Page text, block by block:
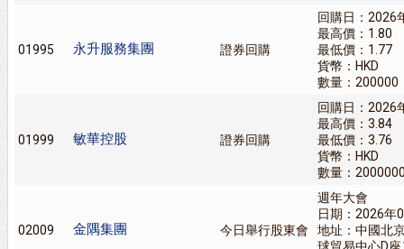
01995 永升服務集團 證券回購
回購日：2026
最高價：1.80
最低價：1.77
貨幣：HKD
數量：200000
01999 敏華控股 證券回購
回購日：2026
最高價：3.84
最低價：3.76
貨幣：HKD
數量：
02009 金隅集團 今日舉行股東會
週年大會
日期：2026年
地址：中國北